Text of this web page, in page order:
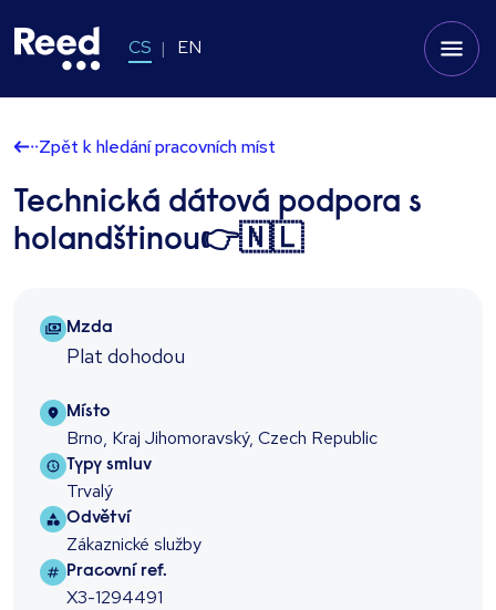
CS EN
Zpět k hledání pracovních míst
Technická dátová podpora s
holandštinou👉🇳🇱
Salary Package
Mzda
Plat dohodou
Location
Místo
Brno, Kraj Jihomoravský, Czech Republic
Contract type
Typy smluv
Trvalý
Sector
Odvětví
Zákaznické služby
Job ref
Pracovní ref.
X3-1294491